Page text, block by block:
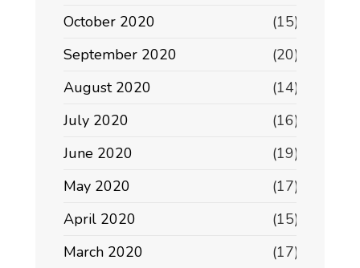
October 2020
(15)
September 2020
(20)
August 2020
(14)
July 2020
(16)
June 2020
(19)
May 2020
(17)
April 2020
(15)
March 2020
(17)